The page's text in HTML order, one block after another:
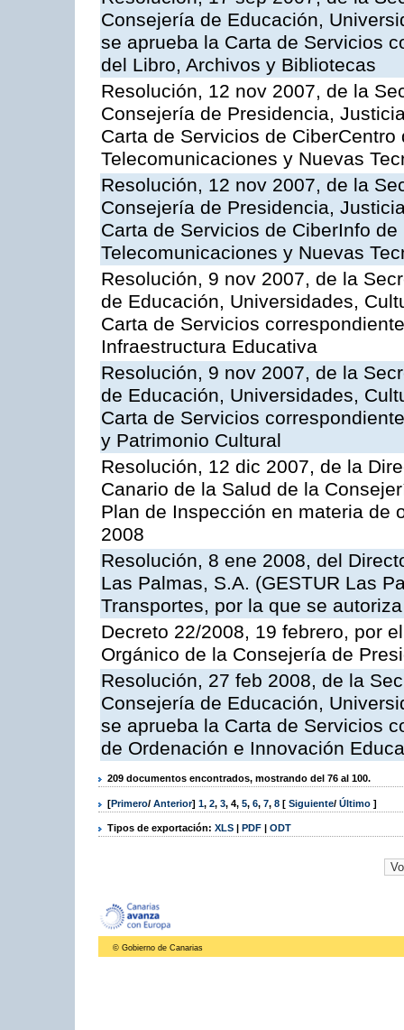
Consejería de Educación,
se aprueba la Carta de Servicios
del Libro, Archivos y Bibliotecas
Resolución, 12 nov 2007, de la
Consejería de Presidencia,
Carta de Servicios de
Telecomunicaciones y Nuevas
Resolución, 12 nov 2007, de la
Consejería de Presidencia,
Carta de Servicios de CiberInfo
Telecomunicaciones y Nuevas
Resolución, 9 nov 2007, de la
de Educación, Universidades,
Carta de Servicios
Infraestructura Educativa
Resolución, 9 nov 2007, de la
de Educación, Universidades,
Carta de Servicios
y Patrimonio Cultural
Resolución, 12 dic 2007, de la
Canario de la Salud de la
Plan de Inspección en materia de
2008
Resolución, 8 ene 2008, del
Las Palmas, S.A. (GESTUR Las
Transportes, por la que se
Decreto 22/2008, 19 febrero, por
Orgánico de la Consejería de
Resolución, 27 feb 2008, de la
Consejería de Educación,
se aprueba la Carta de Servicios
de Ordenación e Innovación
209 documentos encontrados, mostrando del 76 al 100.
[Primero/ Anterior] 1, 2, 3, 4, 5, 6, 7, 8 [ Siguiente/ Último ]
Tipos de exportación: XLS | PDF | ODT
© Gobierno de Canarias